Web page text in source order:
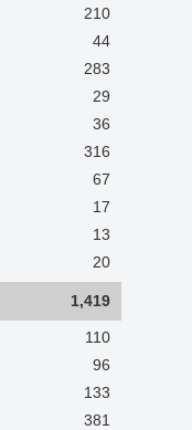
210
44
283
29
36
316
67
17
13
20
1,419
110
96
133
381